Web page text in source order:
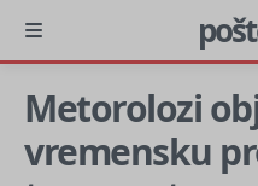
Metorolozi
vremensku